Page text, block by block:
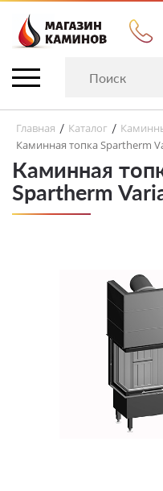
Главная / Каталог /
Каминная топка Spartherm
Каминная
Spartherm